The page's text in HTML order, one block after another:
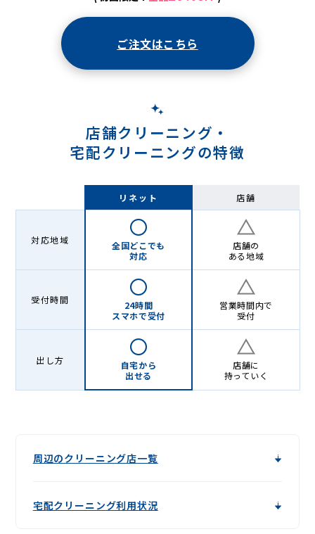
ご注文はこちら
店舗クリーニング・
宅配クリーニングの特徴
リネット 店舗
対応地域
全国どこでも
対応
店舗の
ある地域
受付時間
24時間
スマホで受付
営業時間内で
受付
出し方
自宅から
出せる
店舗に
持っていく
周辺のクリーニング店一覧
宅配クリーニング利用状況